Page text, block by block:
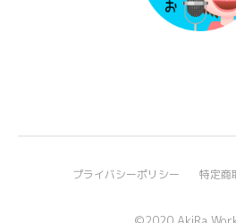
プライバシーポリシー 特定商